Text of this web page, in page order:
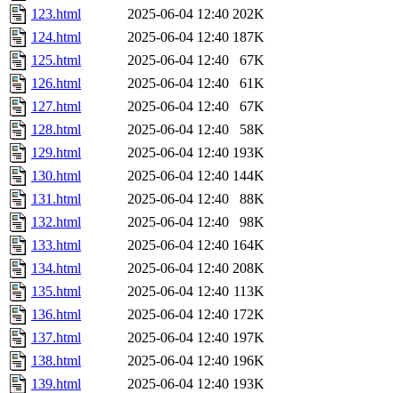
123.html
2025-06-04 12:40 202K
124.html
2025-06-04 12:40 187K
125.html
2025-06-04 12:40
67K
126.html
2025-06-04 12:40
61K
127.html
2025-06-04 12:40
67K
128.html
2025-06-04 12:40
58K
129.html
2025-06-04 12:40 193K
130.html
2025-06-04 12:40 144K
131.html
2025-06-04 12:40
88K
132.html
2025-06-04 12:40
98K
133.html
2025-06-04 12:40 164K
134.html
2025-06-04 12:40 208K
135.html
2025-06-04 12:40 113K
136.html
2025-06-04 12:40 172K
137.html
2025-06-04 12:40 197K
138.html
2025-06-04 12:40 196K
139.html
2025-06-04 12:40 193K